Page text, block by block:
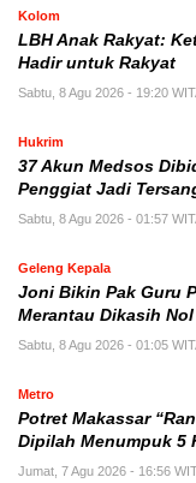
Kolom
LBH Anak Rakyat:
Hadir untuk Rakyat
Sabtu, 8 Agu 2026 - 19:20
Hukrim
37 Akun Medsos
Penggiat Jadi
Sabtu, 8 Agu 2026 - 01:57
Geleng Kepala
Joni Bikin Pak Guru
Merantau Dikasih Nol
Sabtu, 8 Agu 2026 - 01:05
Metro
Potret Makassar
Dipilah Menumpuk 5
Jumat, 7 Agu 2026 - 16:56